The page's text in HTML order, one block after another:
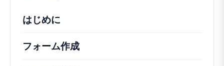
はじめに
フォーム作成